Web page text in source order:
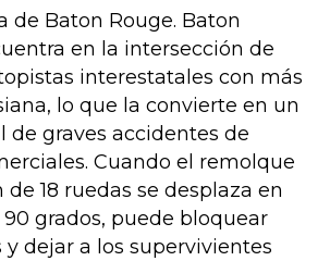
de Baton Rouge. Baton
en la intersección de
interestatales con más
lo que la convierte en un
de graves accidentes de
Cuando el remolque
18 ruedas se desplaza en
grados, puede bloquear
y dejar a los supervivientes